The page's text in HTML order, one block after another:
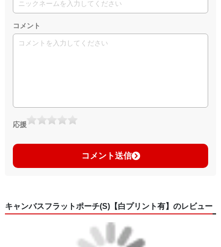
コメント
応援
コメント送信
キャンバスフラットポーチ(S)【白プリント有】のレビュー